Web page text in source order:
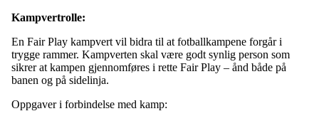
Kampvertrolle:
En Fair Play kampvert vil bidra til at fotballkampene forgår i
trygge rammer. Kampverten skal være godt synlig person som
sikrer at kampen gjennomføres i rette Fair Play – ånd både på
banen og på sidelinja.
Oppgaver i forbindelse med kamp: